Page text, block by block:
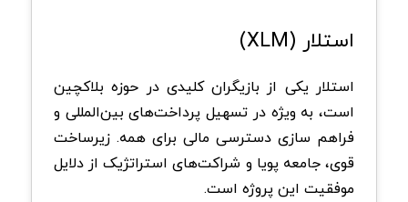
استلار (XLM)
استلار یکی از بازیگران کلیدی در حوزه بلاکچین
است، به‌ ویژه در تسهیل پرداخت‌های بین‌المللی و
فراهم‌ سازی دسترسی مالی برای همه. زیرساخت
قوی، جامعه پویا و شراکت‌های استراتژیک از دلایل
موفقیت این پروژه است.